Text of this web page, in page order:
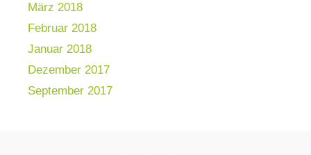
März 2018
Februar 2018
Januar 2018
Dezember 2017
September 2017